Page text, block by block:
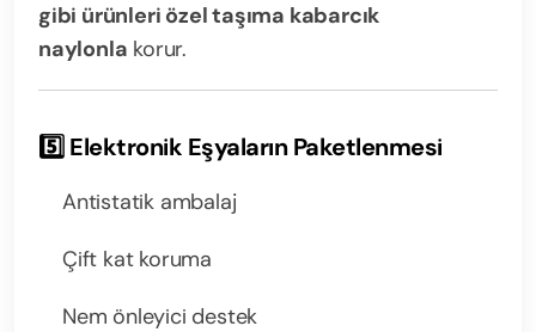
gibi ürünleri özel taşıma kabarcık
naylonla korur.
5️⃣ Elektronik Eşyaların Paketlenmesi
Antistatik ambalaj
Çift kat koruma
Nem önleyici destek